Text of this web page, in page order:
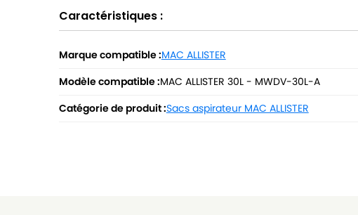
Caractéristiques :
Marque compatible :MAC ALLISTER
Modèle compatible :MAC ALLISTER 30L - MWDV-30L-A
Catégorie de produit :Sacs aspirateur MAC ALLISTER